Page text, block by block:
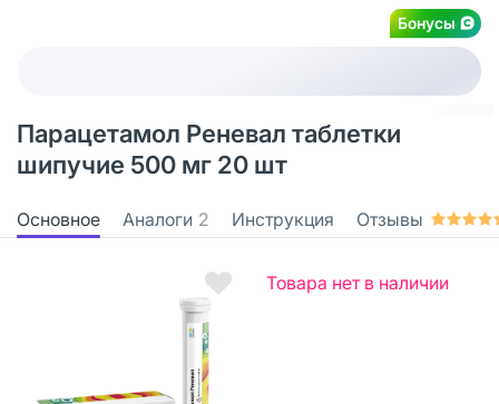
Бонусы
Парацетамол Реневал таблетки
шипучие 500 мг 20 шт
Основное Аналоги 2 Инструкция Отзывы
Товара нет в наличии